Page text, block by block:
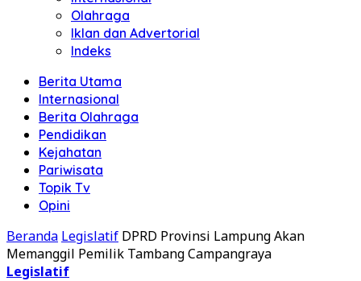
Olahraga
Iklan dan Advertorial
Indeks
Berita Utama
Internasional
Berita Olahraga
Pendidikan
Kejahatan
Pariwisata
Topik Tv
Opini
Beranda Legislatif DPRD Provinsi Lampung Akan
Memanggil Pemilik Tambang Campangraya
Legislatif